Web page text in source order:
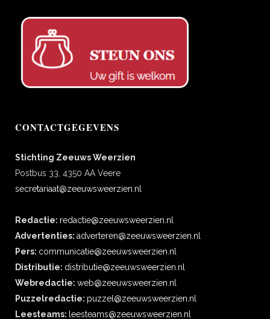
CONTACTGEGEVENS
Stichting Zeeuws Weerzien
Postbus 33, 4350 AA Veere
secretariaat@zeeuwsweerzien.nl
Redactie: redactie@zeeuwsweerzien.nl
Advertenties: adverteren@zeeuwsweerzien.nl
Pers: communicatie@zeeuwsweerzien.nl
Distributie: distributie@zeeuwsweerzien.nl
Webredactie: web@zeeuwsweerzien.nl
Puzzelredactie: puzzel@zeeuwsweerzien.nl
Leesteams: leesteams@zeeuwsweerzien.nl